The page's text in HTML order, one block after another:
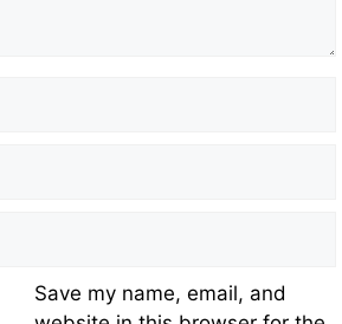
Save my name, email, and